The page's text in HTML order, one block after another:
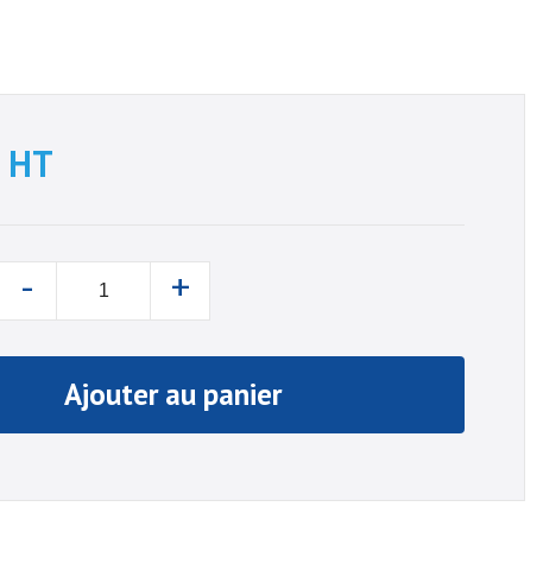
HT
- +
Ajouter au panier